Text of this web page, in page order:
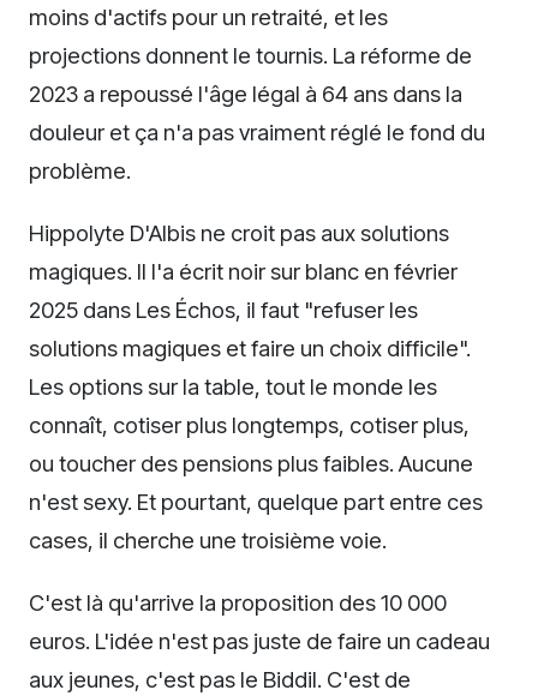
moins d'actifs pour un retraité, et les
projections donnent le tournis. La réforme de
2023 a repoussé l'âge légal à 64 ans dans la
douleur et ça n'a pas vraiment réglé le fond du
problème.
Hippolyte D'Albis ne croit pas aux solutions
magiques. Il l'a écrit noir sur blanc en février
2025 dans Les Échos, il faut "refuser les
solutions magiques et faire un choix difficile".
Les options sur la table, tout le monde les
connaît, cotiser plus longtemps, cotiser plus,
ou toucher des pensions plus faibles. Aucune
n'est sexy. Et pourtant, quelque part entre ces
cases, il cherche une troisième voie.
C'est là qu'arrive la proposition des 10 000
euros. L'idée n'est pas juste de faire un cadeau
aux jeunes, c'est pas le Biddil. C'est de